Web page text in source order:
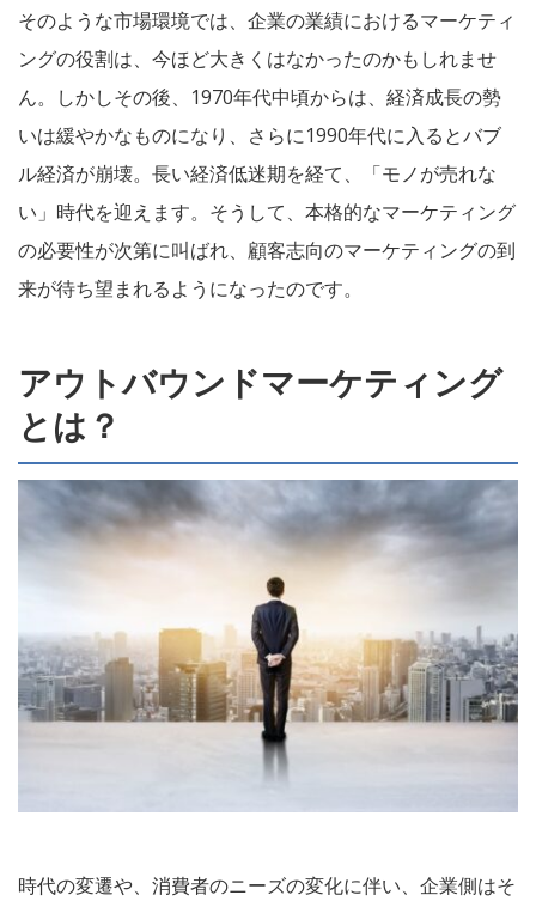
そのような市場環境では、企業の業績におけるマーケティ
ングの役割は、今ほど大きくはなかったのかもしれませ
ん。しかしその後、1970年代中頃からは、経済成長の勢
いは緩やかなものになり、さらに1990年代に入るとバブ
ル経済が崩壊。長い経済低迷期を経て、「モノが売れな
い」時代を迎えます。そうして、本格的なマーケティング
の必要性が次第に叫ばれ、顧客志向のマーケティングの到
来が待ち望まれるようになったのです。
アウトバウンドマーケティング
とは？
時代の変遷や、消費者のニーズの変化に伴い、企業側はそ